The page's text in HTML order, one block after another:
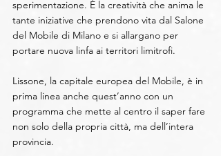
sperimentazione. È la creatività che anima le
tante iniziative che prendono vita dal Salone
del Mobile di Milano e si allargano per
portare nuova linfa ai territori limitrofi.
Lissone, la capitale europea del Mobile, è in
prima linea anche quest’anno con un
programma che mette al centro il saper fare
non solo della propria città, ma dell’intera
provincia.